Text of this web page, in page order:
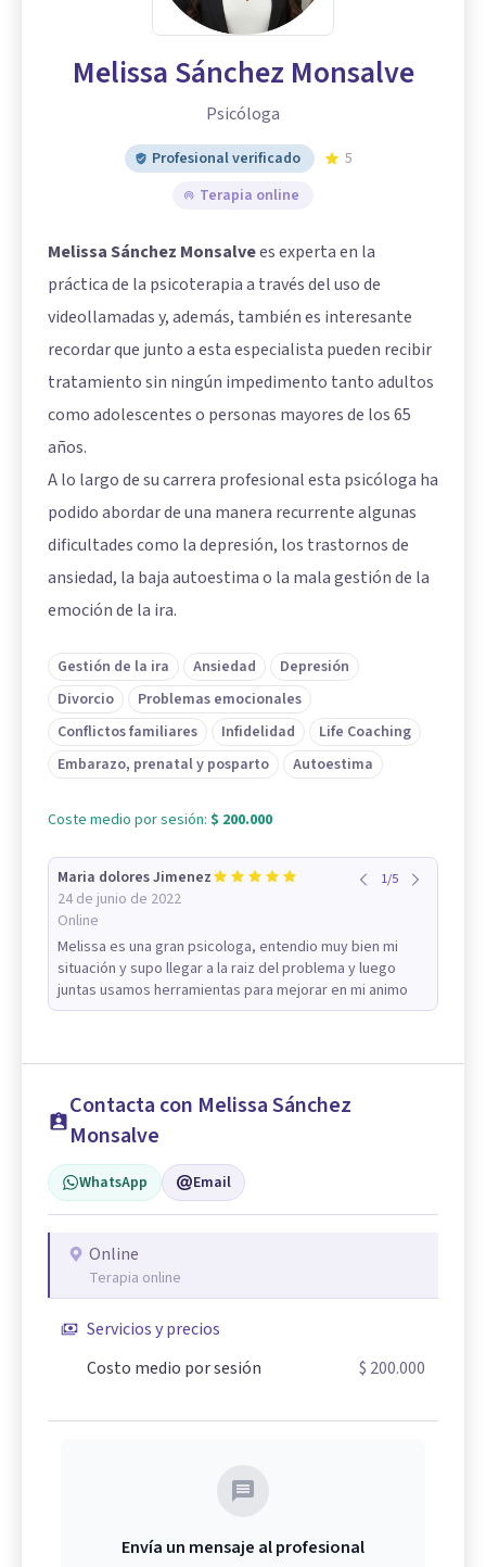
Melissa Sánchez Monsalve
Psicóloga
Profesional verificado
5
Terapia online
Melissa Sánchez Monsalvees experta en la
práctica de la psicoterapia a través del uso de
videollamadas y, además, también es interesante
recordar que junto a esta especialista pueden recibir
tratamiento sin ningún impedimento tanto adultos
como adolescentes o personas mayores de los 65
años.
A lo largo de su carrera profesional esta psicóloga ha
podido abordar de una manera recurrente algunas
dificultades como la depresión, los trastornos de
ansiedad, la baja autoestima o la mala gestión de la
emoción de la ira.
Gestión de la ira Ansiedad
Depresión
Divorcio
Problemas emocionales
Conflictos familiares
Infidelidad
Life Coaching
Embarazo, prenatal y posparto
Autoestima
Coste medio por sesión: $ 200.000
Maria dolores Jimenez
24 de junio de 2022
Online
1/5
Melissa es una gran psicologa, entendio muy bien mi
situación y supo llegar a la raiz del problema y luego
juntas usamos herramientas para mejorar en mi animo
Contacta con Melissa Sánchez
Monsalve
WhatsApp Email
Online
Terapia online
Servicios y precios
Costo medio por sesión
$ 200.000
Envía un mensaje al profesional